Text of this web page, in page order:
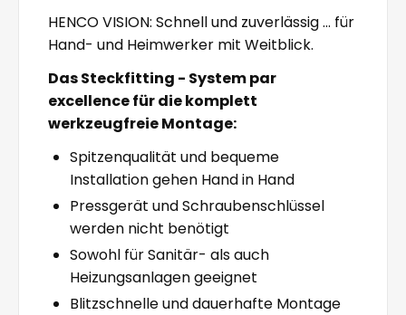
HENCO VISION: Schnell und zuverlässig ... für
Hand- und Heimwerker mit Weitblick.
Das Steckfitting - System par
excellence für die komplett
werkzeugfreie Montage:
Spitzenqualität und bequeme
Installation gehen Hand in Hand
Pressgerät und Schraubenschlüssel
werden nicht benötigt
Sowohl für Sanitär- als auch
Heizungsanlagen geeignet
Blitzschnelle und dauerhafte Montage